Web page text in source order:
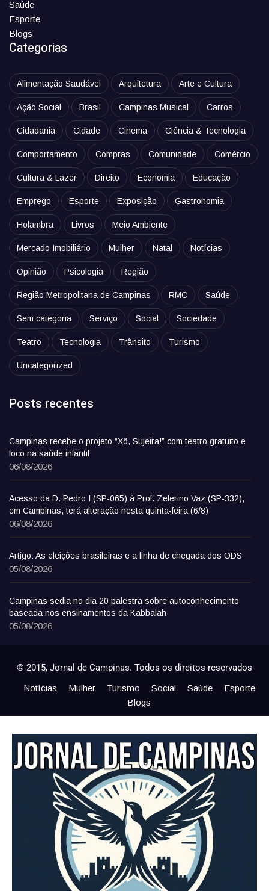
Saúde
Esporte
Blogs
Categorias
Alimentação Saudável Arquitetura Arte e Cultura
Ação Social Brasil Campinas Musical Carros
Cidadania Cidade Cinema Ciência & Tecnologia
Comportamento Compras Comunidade Comércio
Cultura & Lazer Direito Economia Educação
Emprego Esporte Exposição Gastronomia
Holambra Livros Meio Ambiente
Mercado Imobiliário Mulher Natal Notícias
Opinião Psicologia Região
Região Metropolitana de Campinas RMC Saúde
Sem categoria Serviço Social Sociedade
Teatro Tecnologia Trânsito Turismo
Uncategorized
Posts recentes
Campinas recebe o projeto “Xô, Sujeira!” com teatro gratuito e
foco na saúde infantil
06/08/2026
Acesso da D. Pedro I (SP-065) à Prof. Zeferino Vaz (SP-332),
em Campinas, terá alteração nesta quinta-feira (6/8)
06/08/2026
Artigo: As eleições brasileiras e a linha de chegada dos ODS
05/08/2026
Campinas sedia no dia 20 palestra sobre autoconhecimento
baseada nos ensinamentos da Kabbalah
05/08/2026
© 2015, Jornal de Campinas. Todos os direitos reservados
Notícias Mulher Turismo Social Saúde
Esporte
Blogs